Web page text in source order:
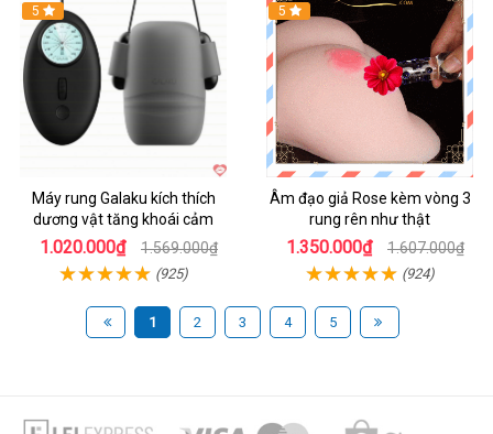
Hot
5
Máy rung Galaku kích thích
dương vật tăng khoái cảm
1.020.000₫ 1.569.000₫
(925)
5
Âm đạo giả Rose kèm vòng 3
rung rên như thật
1.350.000₫ 1.607.000₫
(924)
1 2 3 4 5